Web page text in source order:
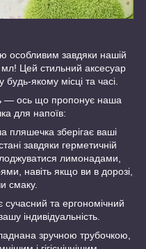
особливим завдяки нашій
Цей стильний аксесуар
якому місці та часі.
— ось що пропонує наша
для напоїв:
пляшечка зберігає ваші
завдяки герметичній
лимонадами,
навіть якщо ви в дорозі,
смаку.
та ергономічний
індивідуальність.
зручною трубочкою,